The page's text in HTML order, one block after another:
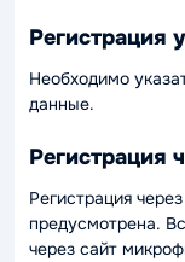
Регистрация
Необходимо
данные.
Регистрация
Регистрация
предусмотрена.
через сайт